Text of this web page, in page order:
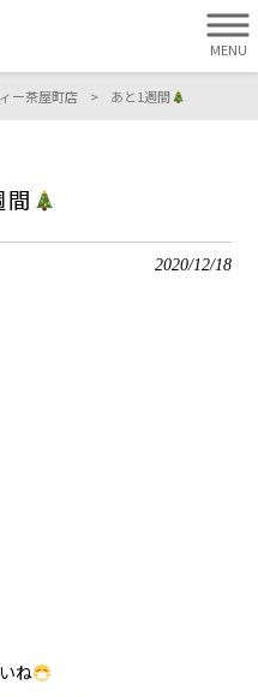
MENU
ー茶屋町店 > あと1週間
間
2020/12/18
ね